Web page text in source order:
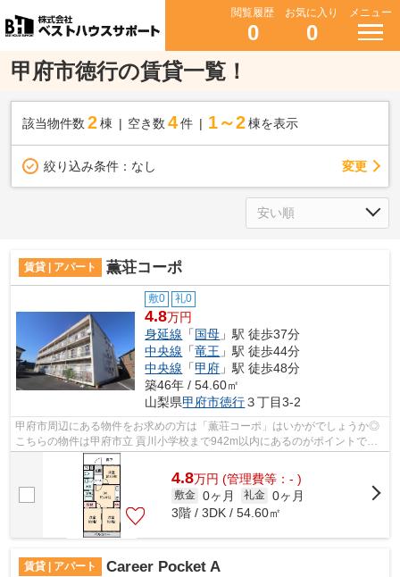
閲覧履歴
0
お気に入り
0
メニュー
甲府市徳行の賃貸一覧！
該当物件数 2棟 空き数 4 件 1～2 棟を表示
絞り込み条件： なし 変更
賃貸 | アパート 薫荘コーポ
敷0 礼0
4.8万円
身延線 「国母 」駅 徒歩37分
中央線 「竜王 」駅 徒歩44分
中央線 「甲府 」駅 徒歩48分
築46年 / 54.60㎡
山梨県甲府市徳行３丁目3-2
甲府市周辺にある物件をお求めの方は「薫荘コーポ」はいかがでしょうか◎
こちらの物件は甲府市立 貢川小学校まで942m以内にあるのがポイントです
◎こちらの物件はアパートです◎こちらは...
4.8万円 (管理費等：- )
敷金 0ヶ月 礼金 0ヶ月
3階 / 3DK / 54.60㎡
賃貸 | アパート Career Pocket A